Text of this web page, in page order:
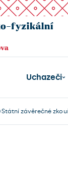
Uchazeči
Státní závěrečné